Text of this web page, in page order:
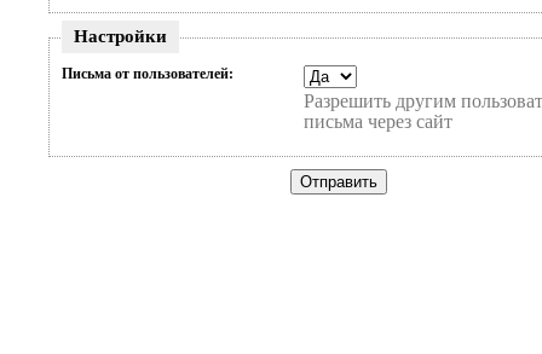
Настройки
Письма от пользователей:
Разрешить другим
письма через сайт